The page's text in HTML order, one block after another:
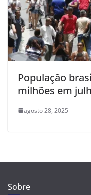
População
milhões em
agosto 28, 2025
Sobre